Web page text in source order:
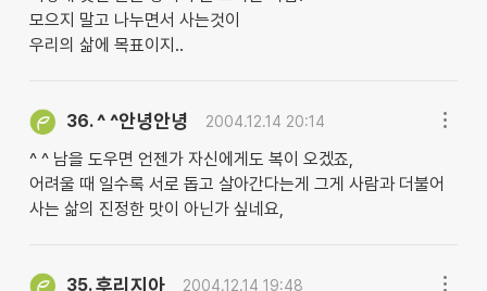
모으지 말고 나누면서 사는것이
우리의 삶에 목표이지..
36.^ ^안녕안녕 2004.12.14 20:14
^ ^ 남을 도우면 언젠가 자신에게도 복이 오겠죠,
어려울 때 일수록 서로 돕고 살아간다는게 그게 사람과 더불어
사는 삶의 진정한 맛이 아닌가 싶네요,
35.후리지아 2004.12.14 19:48